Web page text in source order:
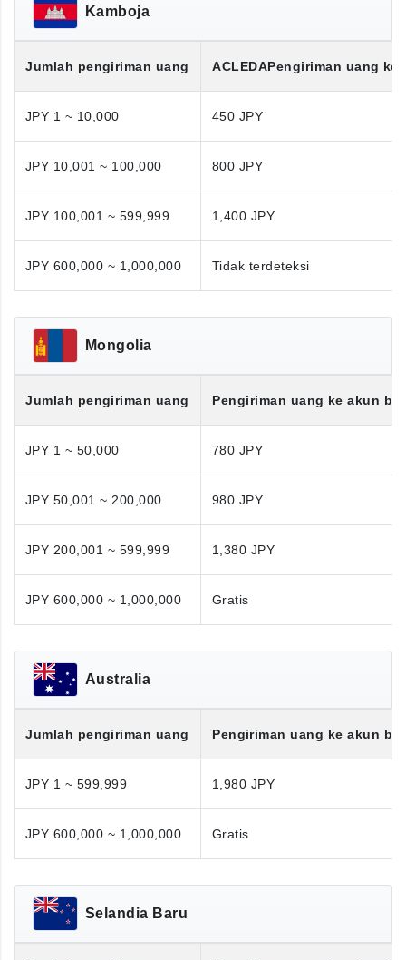
Kamboja
Jumlah pengiriman uang ACLEDAPengiriman uang
JPY 1 ~ 10,000 450 JPY
JPY 10,001 ~ 100,000 800 JPY
JPY 100,001 ~ 599,999 1,400 JPY
JPY 600,000 ~ 1,000,000 Tidak terdeteksi
Mongolia
Jumlah pengiriman uang Pengiriman uang ke akun
JPY 1 ~ 50,000 780 JPY
JPY 50,001 ~ 200,000 980 JPY
JPY 200,001 ~ 599,999 1,380 JPY
JPY 600,000 ~ 1,000,000 Gratis
Australia
Jumlah pengiriman uang Pengiriman uang ke akun
JPY 1 ~ 599,999 1,980 JPY
JPY 600,000 ~ 1,000,000 Gratis
Selandia Baru